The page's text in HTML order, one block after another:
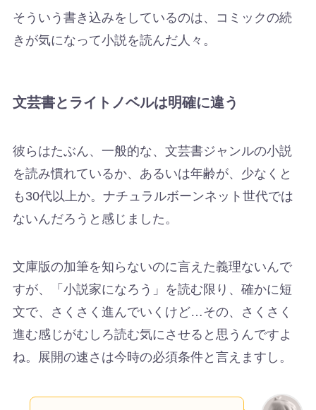
そういう書き込みをしているのは、コミックの続
きが気になって小説を読んだ人々。
文芸書とライトノベルは明確に違う
彼らはたぶん、一般的な、文芸書ジャンルの小説
を読み慣れているか、あるいは年齢が、少なくと
も30代以上か。ナチュラルボーンネット世代では
ないんだろうと感じました。
文庫版の加筆を知らないのに言えた義理ないんで
すが、「小説家になろう」を読む限り、確かに短
文で、さくさく進んでいくけど…その、さくさく
進む感じがむしろ読む気にさせると思うんですよ
ね。展開の速さは今時の必須条件と言えますし。